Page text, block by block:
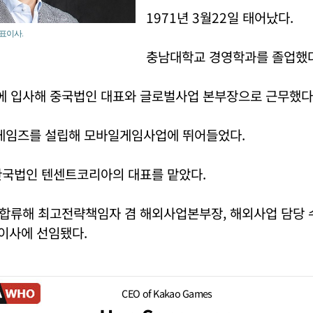
이사.
1971년 3월22일 태어났다.
충남대학교 경영학과를 졸업했
입사해 중국법인 대표와 글로벌사업 본부장으로 근무했
즈를 설립해 모바일게임사업에 뛰어들었다.
법인 텐센트코리아의 대표를 맡았다.
류해 최고전략책임자 겸 해외사업본부장, 해외사업 담당
사에 선임됐다.
CEO of Kakao Games